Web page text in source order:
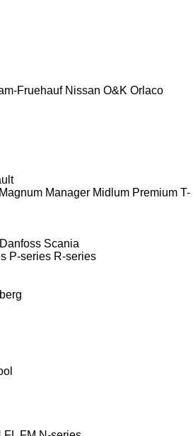
Fruehauf Nissan O&K Orlaco
Magnum Manager Midlum Premium T-
Scania
P-series R-series